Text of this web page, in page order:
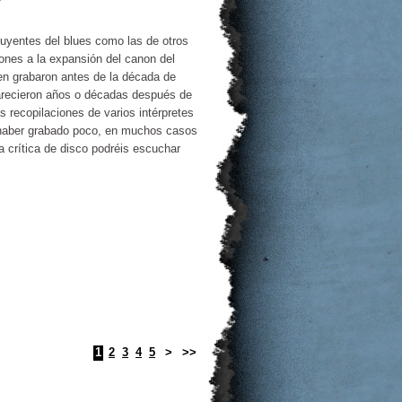
del blues como las de otros
a la expansión del canon del
grabaron antes de la década de
años o décadas después de
recopilaciones de varios intérpretes
grabado poco, en muchos casos
crítica de disco podréis escuchar
1 2 3 4 5 > >>